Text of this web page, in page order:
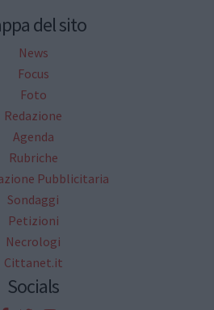
del sito
News
Focus
Foto
Redazione
Agenda
Rubriche
Pubblicitaria
Sondaggi
Petizioni
Necrologi
Cittanet.it
Socials